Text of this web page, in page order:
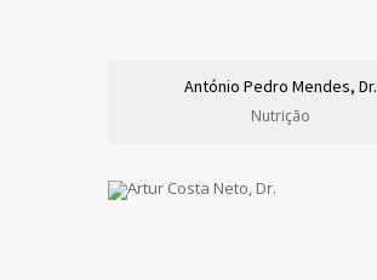
António Pedro Mendes, Dr.
Nutrição